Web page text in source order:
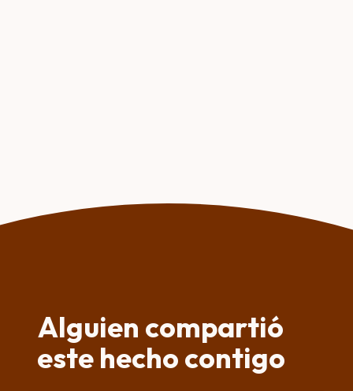
Alguien compartió
este hecho contigo